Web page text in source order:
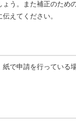
う。また補正のため
えてください。
で申請を行っている